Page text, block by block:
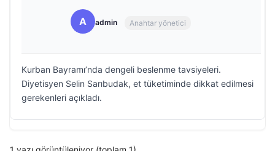
A admin Anahtar yönetici
Kurban Bayramı’nda dengeli beslenme tavsiyeleri.
Diyetisyen Selin Sarıbudak, et tüketiminde dikkat edilmesi
gerekenleri açıkladı.